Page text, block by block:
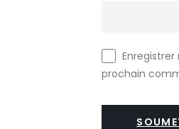
prochain